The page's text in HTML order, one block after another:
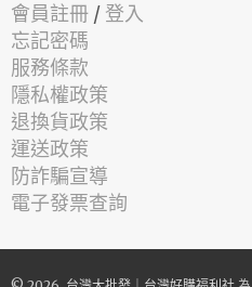
會員註冊 / 登入
忘記密碼
服務條款
隱私權政策
退換貨政策
運送政策
防詐騙宣導
電子發票查詢